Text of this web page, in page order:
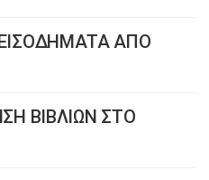
ΑΠΟ
ΒΙΒΛΙΩΝ ΣΤΟ